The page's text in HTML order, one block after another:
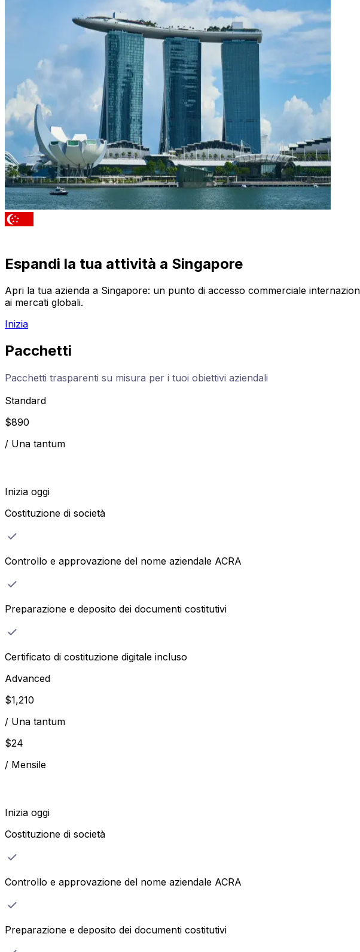
Espandi la tua attività a Singapore
Apri la tua azienda a Singapore: un punto di accesso commerciale
ai mercati globali.
Inizia
Pacchetti
Pacchetti trasparenti su misura per i tuoi obiettivi aziendali
Standard
$890
/ Una tantum
Inizia oggi
Costituzione di società
Controllo e approvazione del nome aziendale ACRA
Preparazione e deposito dei documenti costitutivi
Certificato di costituzione digitale incluso
Advanced
$1,210
/ Una tantum
$24
/ Mensile
Inizia oggi
Costituzione di società
Controllo e approvazione del nome aziendale ACRA
Preparazione e deposito dei documenti costitutivi